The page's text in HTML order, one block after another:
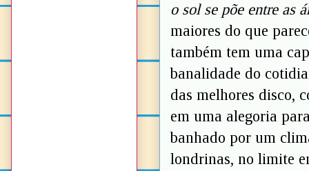
o sol se põe entre as
maiores do que
também tem uma
banalidade do
das melhores disco,
em uma alegoria
banhado por um
londrinas, no limite